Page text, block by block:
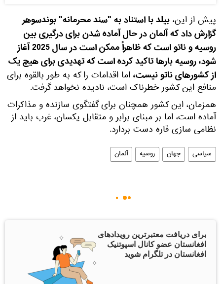
پیش از این،بیلد با استناد به "سند محرمانه" بوندسوهر
گزارش داد که آلمان در حال آماده شدن برای درگیری بین
روسیه و ناتو است که ظاهراً ممکن است در سال 2025 آغاز
شود، روسیه بارها تاکید کرده است که تهدیدی برای هیچ یک
از کشورهای ناتو نیست،اما اقدامات را که به طور بالقوه برای
منافع این کشور خطرناک است، نادیده نخواهد گرفت.
همزمان، این کشور همچنان برای گفتگوی سازنده و مذاکرات
آماده است، اما بر مبنای برابر و متقابل یکسان، غرب باید از
نظامی‌ سازی قاره دست بردارد.
سیاسی جهان روسیه آلمان
برای دریافت معتبرترین رویدادهای
افغانستان عضو کانال اسپوتنیک
افغانستان در تلگرام شوید